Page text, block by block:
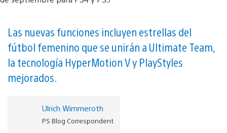
Las nuevas funciones incluyen estrellas del
fútbol femenino que se unirán a Ultimate Team,
la tecnología HyperMotion V y PlayStyles
mejorados.
Ulrich Wimmeroth
PS Blog Correspondent